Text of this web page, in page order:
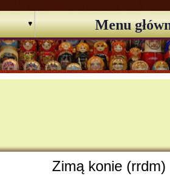
Menu
Zimą konie (rrdm)